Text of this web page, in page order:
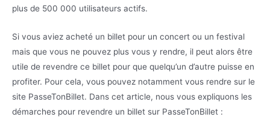
plus de 500 000 utilisateurs actifs.
Si vous aviez acheté un billet pour un concert ou un festival
mais que vous ne pouvez plus vous y rendre, il peut alors être
utile de revendre ce billet pour que quelqu’un d’autre puisse en
profiter. Pour cela, vous pouvez notamment vous rendre sur le
site PasseTonBillet. Dans cet article, nous vous expliquons les
démarches pour revendre un billet sur PasseTonBillet :